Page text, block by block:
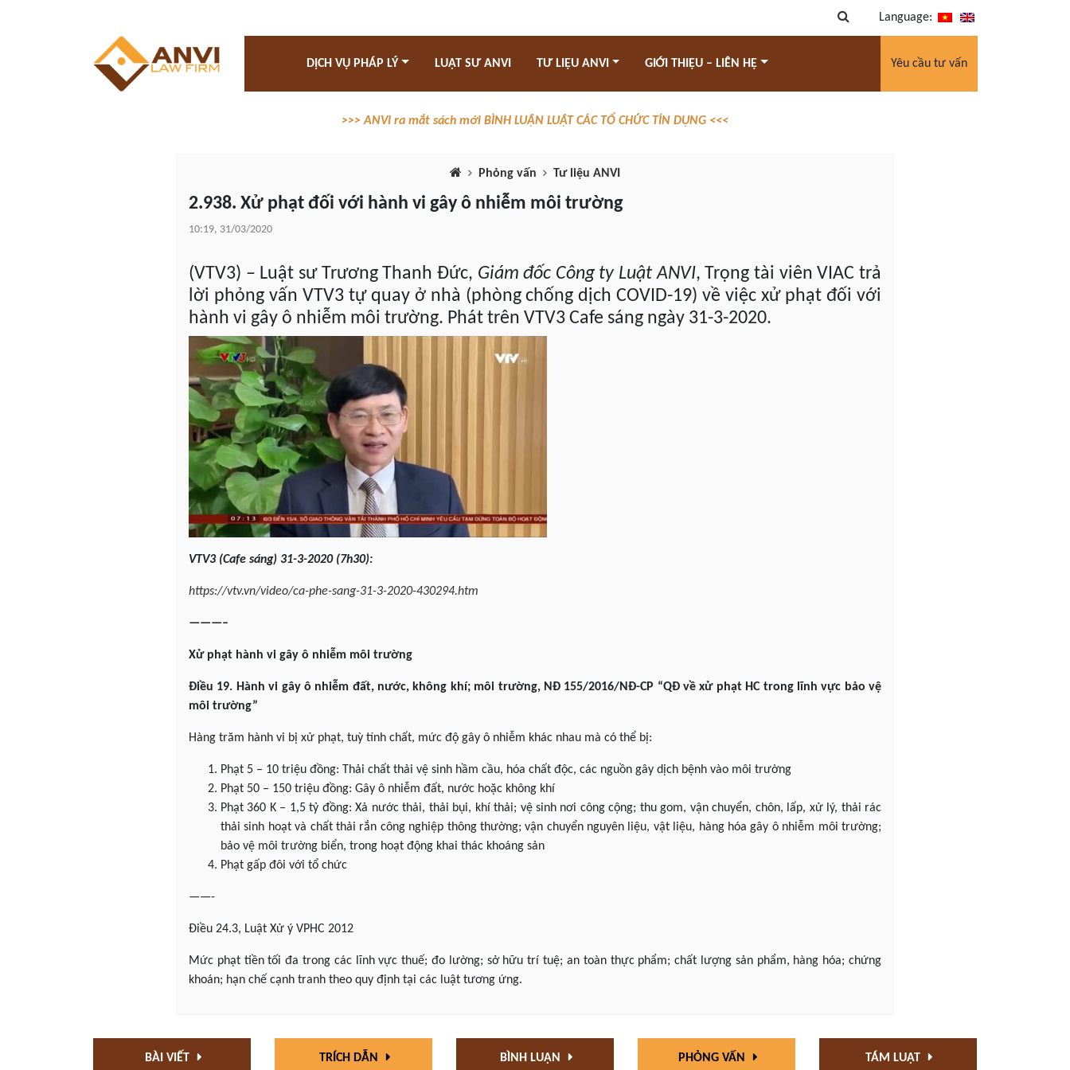
Language:
DỊCH VỤ PHÁP LÝ LUẬT SƯ ANVI TƯ LIỆU ANVI GIỚI THIỆU – LIÊN HỆ Yêu cầu tư vấn
>>> ANVI ra mắt sách mới BÌNH LUẬN LUẬT CÁC TỔ CHỨC TÍN DỤNG <<<
Phỏng vấn Tư liệu ANVI
2.938. Xử phạt đối với hành vi gây ô nhiễm môi trường
10:19, 31/03/2020
(VTV3) – Luật sư Trương Thanh Đức, Giám đốc Công ty Luật ANVI, Trọng tài viên VIAC trả
lời phỏng vấn VTV3 tự quay ở nhà (phòng chống dịch COVID-19) về việc xử phạt đối với
hành vi gây ô nhiễm môi trường. Phát trên VTV3 Cafe sáng ngày 31-3-2020.
VTV3(Cafe sáng) 31-3-2020 (7h30):
https://vtv.vn/video/ca-phe-sang-31-3-2020-430294.htm
———–
Xử phạt hành vi gây ô nhiễm môi trường
Điều 19. Hành vi gây ô nhiễm đất, nước, không khí; môi trường, NĐ 155/2016/NĐ-CP “QĐ về xử phạt HC trong lĩnh vực bảo vệ
môi trường”
Hàng trăm hành vi bị xử phạt, tuỳ tính chất, mức độ gây ô nhiễm khác nhau mà có thể bị:
Phạt 5 – 10 triệu đồng: Thải chất thải vệ sinh hầm cầu, hóa chất độc, các nguồn gây dịch bệnh vào môi trường
Phạt 50 – 150 triệu đồng: Gây ô nhiễm đất, nước hoặc không khí
Phạt 360 K – 1,5 tỷ đồng: Xả nước thải, thải bụi, khí thải; vệ sinh nơi công cộng; thu gom, vận chuyển, chôn, lấp, xử lý, thải rác
thải sinh hoạt và chất thải rắn công nghiệp thông thường; vận chuyển nguyên liệu, vật liệu, hàng hóa gây ô nhiễm môi trường;
bảo vệ môi trường biển, trong hoạt động khai thác khoáng sản
Phạt gấp đôi với tổ chức
——-
Điều 24.3, Luật Xử ý VPHC 2012
Mức phạt tiền tối đa trong các lĩnh vực thuế; đo lường; sở hữu trí tuệ; an toàn thực phẩm; chất lượng sản phẩm, hàng hóa; chứng
khoán; hạn chế cạnh tranh theo quy định tại các luật tương ứng.
BÀI VIẾT TRÍCH DẪN BÌNH LUẬN PHỎNG VẤN TÁM LUẬT